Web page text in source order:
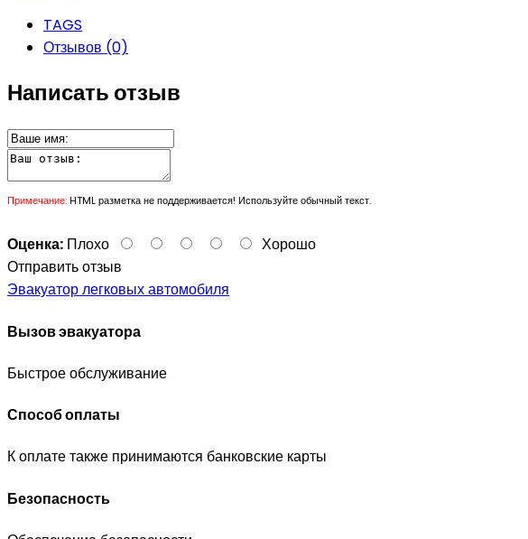
TAGS
Отзывов (0)
Написать отзыв
Примечание:HTML разметка не поддерживается! Используйте обычный текст.
Оценка: Плохо
Хорошо
Отправить отзыв
Эвакуатор легковых автомобиля
Вызов эвакуатора
Быстрое обслуживание
Способ оплаты
К оплате также принимаются банковские карты
Безопасность